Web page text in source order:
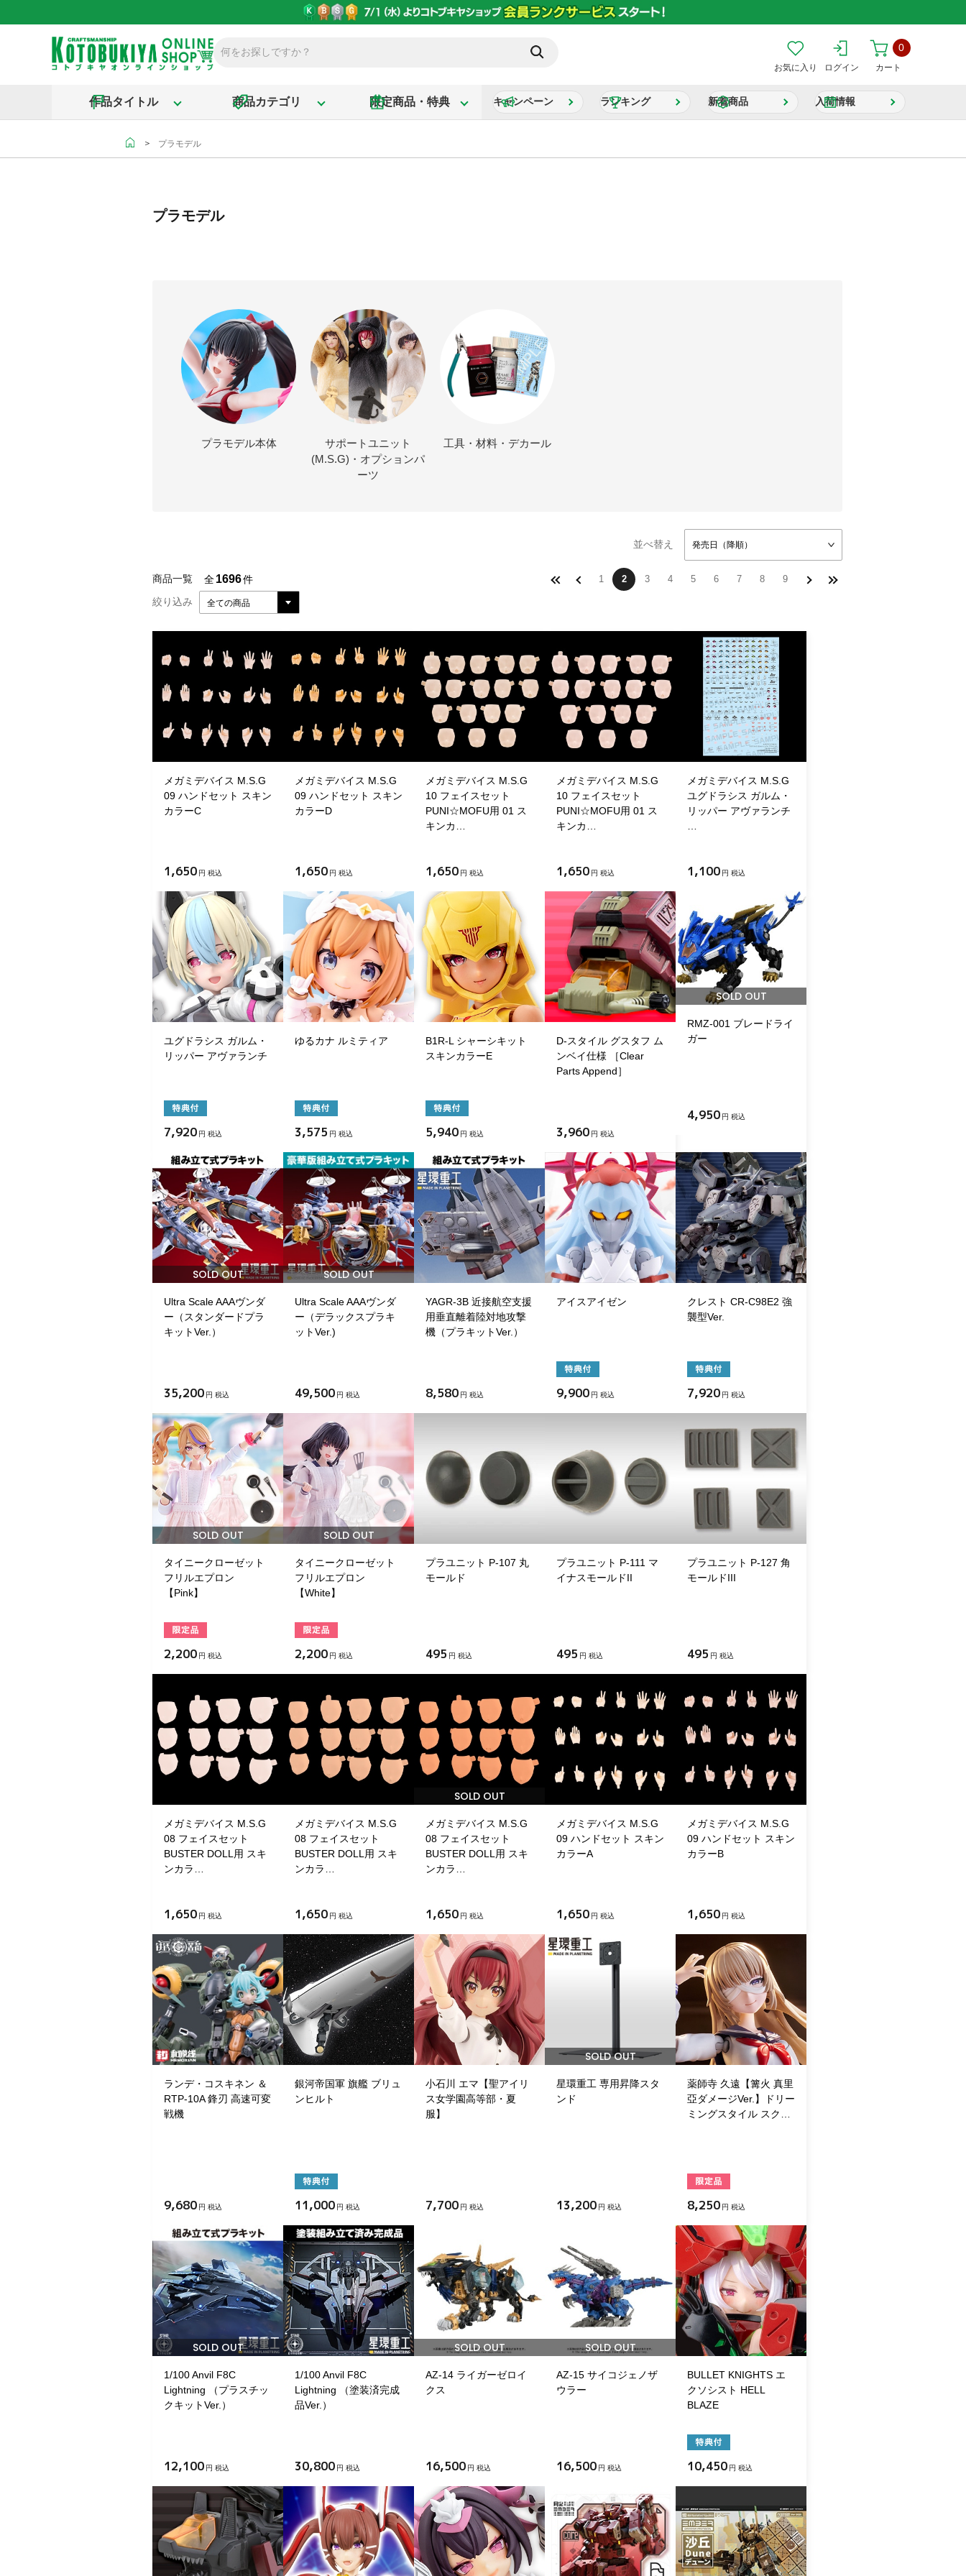
お気に入り ログイン カート
0
作品タイトル 商品カテゴリ 限定商品・特典 キャンペーン ランキング 新着商品 入荷情報
＞ プラモデル
プラモデル
プラモデル本体
サポートユニット
(M.S.G)・オプションパ
ーツ
工具・材料・デカール
並べ替え 発売日（降順）
商品一覧 全1696件 1 2 3 4 5 6 7 8 9
絞り込み 全ての商品
メガミデバイス M.S.G
09 ハンドセット スキン
カラーC
1,650 円 税込
メガミデバイス M.S.G
09 ハンドセット スキン
カラーD
1,650 円 税込
メガミデバイス M.S.G
10 フェイスセット
PUNI☆MOFU用 01 ス
キンカ…
1,650 円 税込
メガミデバイス M.S.G
10 フェイスセット
PUNI☆MOFU用 01 ス
キンカ…
1,650 円 税込
メガミデバイス M.S.G
ユグドラシス ガルム・
リッパー アヴァランチ
1,100 円 税込
ユグドラシス ガルム・
リッパー アヴァランチ
7,920 円 税込
ゆるカナ ルミティア
3,575 円 税込
B1R-L シャーシキット
スキンカラーE
5,940 円 税込
D-スタイル グスタフ ム
ンベイ仕様 ［Clear
Parts Append］
3,960 円 税込
SOLD OUT
RMZ-001 ブレードライ
ガー
4,950 円 税込
SOLD OUT
Ultra Scale AAAヴンダ
ー（スタンダードプラ
キットVer.）
35,200 円 税込
SOLD OUT
Ultra Scale AAAヴンダ
ー（デラックスプラキ
ットVer.)
49,500 円 税込
YAGR-3B 近接航空支援
用垂直離着陸対地攻撃
機（プラキットVer.）
8,580 円 税込
アイスアイゼン
9,900 円 税込
クレスト CR-C98E2 強
襲型Ver.
7,920 円 税込
SOLD OUT
タイニークローゼット
フリルエプロン
【Pink】
2,200 円 税込
SOLD OUT
タイニークローゼット
フリルエプロン
【White】
2,200 円 税込
プラユニット P-107 丸
モールド
495 円 税込
プラユニット P-111 マ
イナスモールドII
495 円 税込
プラユニット P-127 角
モールドIII
495 円 税込
メガミデバイス M.S.G
08 フェイスセット
BUSTER DOLL用 スキ
ンカラ…
1,650 円 税込
メガミデバイス M.S.G
08 フェイスセット
BUSTER DOLL用 スキ
ンカラ…
1,650 円 税込
SOLD OUT
メガミデバイス M.S.G
08 フェイスセット
BUSTER DOLL用 スキ
ンカラ…
1,650 円 税込
メガミデバイス M.S.G
09 ハンドセット スキン
カラーA
1,650 円 税込
メガミデバイス M.S.G
09 ハンドセット スキン
カラーB
1,650 円 税込
ランデ・コスキネン ＆
RTP-10A 鋒刃 高速可変
戦機
9,680 円 税込
銀河帝国軍 旗艦 ブリュ
ンヒルト
11,000 円 税込
小石川 エマ【聖アイリ
ス女学園高等部・夏
服】
7,700 円 税込
SOLD OUT
星環重工 専用昇降スタ
ンド
13,200 円 税込
薬師寺 久遠【篝火 真里
亞ダメージVer.】ドリー
ミングスタイル スク…
8,250 円 税込
SOLD OUT
1/100 Anvil F8C
Lightning （プラスチッ
クキットVer.）
12,100 円 税込
1/100 Anvil F8C
Lightning （塗装済完成
品Ver.）
30,800 円 税込
SOLD OUT
AZ-14 ライガーゼロイ
クス
16,500 円 税込
SOLD OUT
AZ-15 サイコジェノザ
ウラー
16,500 円 税込
BULLET KNIGHTS エ
クソシスト HELL
BLAZE
10,450 円 税込